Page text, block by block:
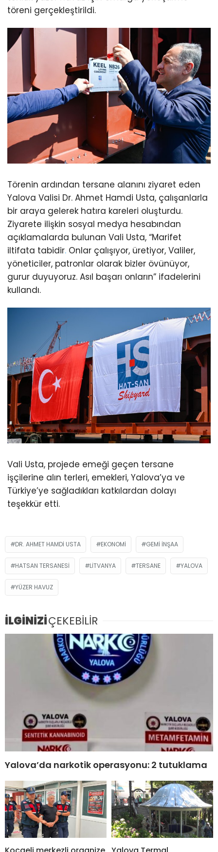
töreni gerçekleştirildi.
Törenin ardından tersane alanını ziyaret eden
Yalova Valisi Dr. Ahmet Hamdi Usta, çalışanlarla
bir araya gelerek hatıra kareleri oluşturdu.
Ziyarete ilişkin sosyal medya hesabından
açıklamalarda bulunan Vali Usta, “Marifet
iltifata tabidir. Onlar çalışıyor, üretiyor, Valiler,
yöneticiler, patronlar olarak bizler övünüyor,
gurur duyuyoruz. Asıl başarı onların” ifadelerini
kullandı.
Vali Usta, projede emeği geçen tersane
işçilerine alın terleri, emekleri, Yalova’ya ve
Türkiye’ye sağladıkları katkılardan dolayı
teşekkür etti.
DR. AHMET HAMDI USTA EKONOMI GEMI INŞAA
HATSAN TERSANESI LITVANYA TERSANE YALOVA
YÜZER HAVUZ
İLGİNİZİÇEKEBİLİR
Yalova’da narkotik operasyonu: 2 tutuklama